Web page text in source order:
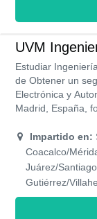
UVM
Estudiar
de Obtener un
Electrónica y
Madrid, España,
laboratorios
validez internacional
CSWP, y
Impartido en:
Coacalco/
Juárez/
Gutiérrez/